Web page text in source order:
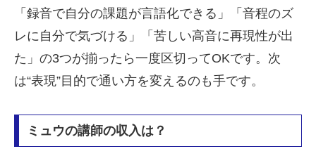
「録音で自分の課題が言語化できる」「音程のズ
レに自分で気づける」「苦しい高音に再現性が出
た」の3つが揃ったら一度区切ってOKです。次
は“表現”目的で通い方を変えるのも手です。
ミュウの講師の収入は？